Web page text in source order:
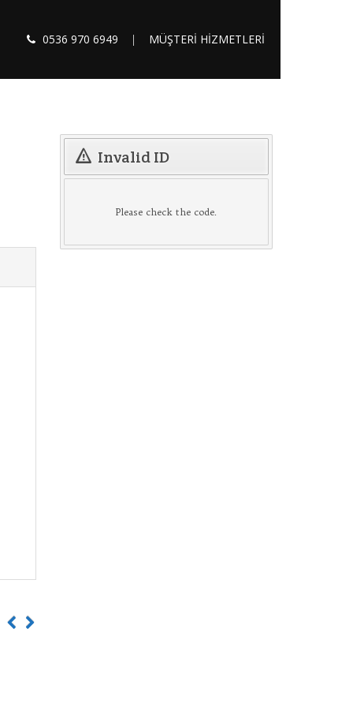
0536 970 6949 | MÜŞTERİ HİZMETLERİ
Invalid ID
Please check the code.